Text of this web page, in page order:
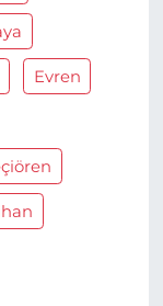
Evren